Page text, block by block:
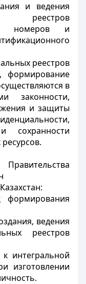
и ведения
реестров
номеров и
реестров
формирование
в
законности,
и защиты
сохранности
формирования
ведения
реестров
к интегральной
изготовлении